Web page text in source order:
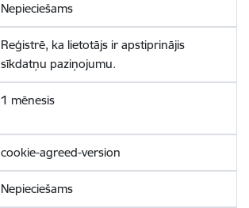
Nepieciešams
Reģistrē, ka lietotājs ir apstiprinājis
sīkdatņu paziņojumu.
1 mēnesis
cookie-agreed-version
Nepieciešams